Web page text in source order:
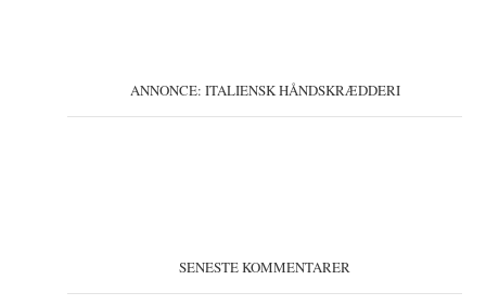
ANNONCE: ITALIENSK HÅNDSKRÆDDERI
SENESTE KOMMENTARER